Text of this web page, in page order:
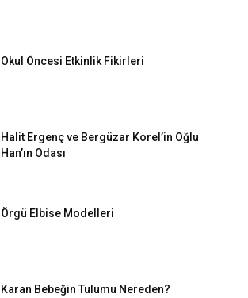
Okul Öncesi Etkinlik Fikirleri
Halit Ergenç ve Bergüzar Korel’in Oğlu
Han’ın Odası
Örgü Elbise Modelleri
Karan Bebeğin Tulumu Nereden?